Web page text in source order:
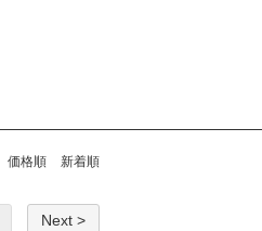
価格順 新着順
Next >